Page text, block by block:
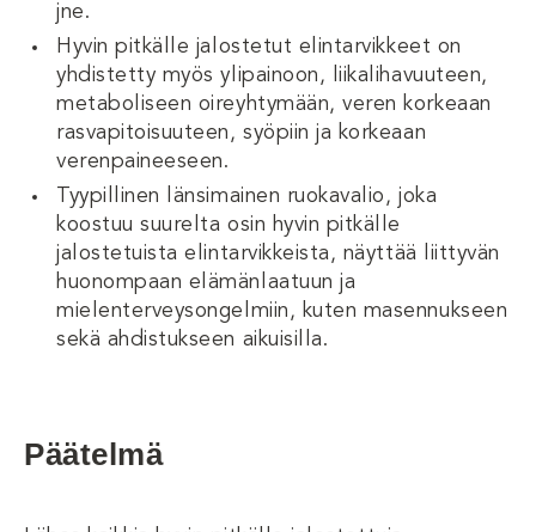
jne.
Hyvin pitkälle jalostetut elintarvikkeet on
yhdistetty myös ylipainoon, liikalihavuuteen,
metaboliseen oireyhtymään, veren korkeaan
rasvapitoisuuteen, syöpiin ja korkeaan
verenpaineeseen.
Tyypillinen länsimainen ruokavalio, joka
koostuu suurelta osin hyvin pitkälle
jalostetuista elintarvikkeista, näyttää liittyvän
huonompaan elämänlaatuun ja
mielenterveysongelmiin, kuten masennukseen
sekä ahdistukseen aikuisilla.
Päätelmä